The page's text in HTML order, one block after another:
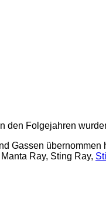
den Folgejahren
Gassen
Ray, Sting Ray,